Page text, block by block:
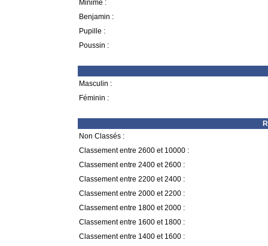
Minime :
Benjamin :
Pupille :
Poussin :
Masculin :
Féminin :
Non Classés :
Classement entre 2600 et 10000 :
Classement entre 2400 et 2600 :
Classement entre 2200 et 2400 :
Classement entre 2000 et 2200 :
Classement entre 1800 et 2000 :
Classement entre 1600 et 1800 :
Classement entre 1400 et 1600 :